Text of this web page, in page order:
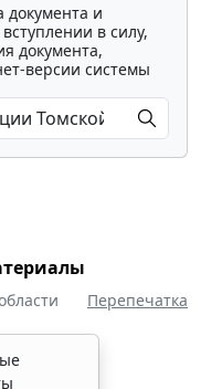
документа и
в силу,
документа,
версии системы
Перепечатка